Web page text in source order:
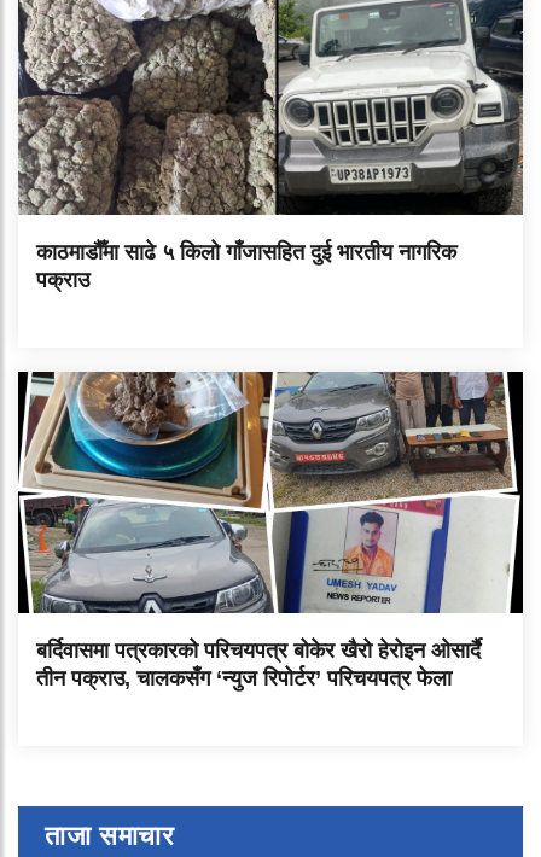
काठमाडौँमा साढे ५ किलो गाँजासहित दुई भारतीय नागरिक
पक्राउ
बर्दिवासमा पत्रकारको परिचयपत्र बोकेर खैरो हेरोइन ओसार्दै
तीन पक्राउ, चालकसँग ‘न्युज रिपोर्टर’ परिचयपत्र फेला
ताजा समाचार